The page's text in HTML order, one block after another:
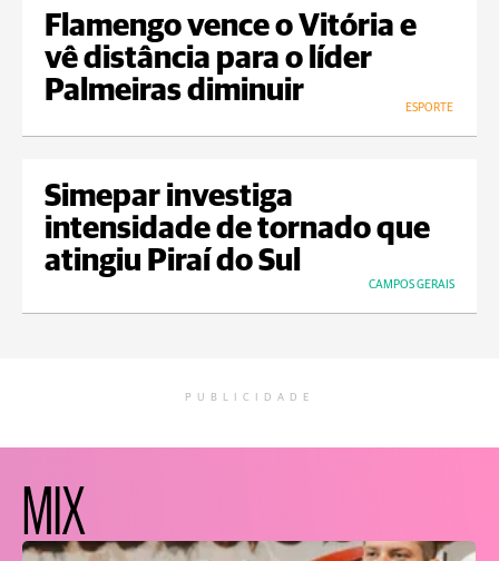
Flamengo vence o Vitória e
vê distância para o líder
Palmeiras diminuir
ESPORTE
Simepar investiga
intensidade de tornado que
atingiu Piraí do Sul
CAMPOS GERAIS
PUBLICIDADE
MIX